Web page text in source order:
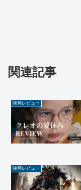
関連記事
映画レビュー
映画レビュー